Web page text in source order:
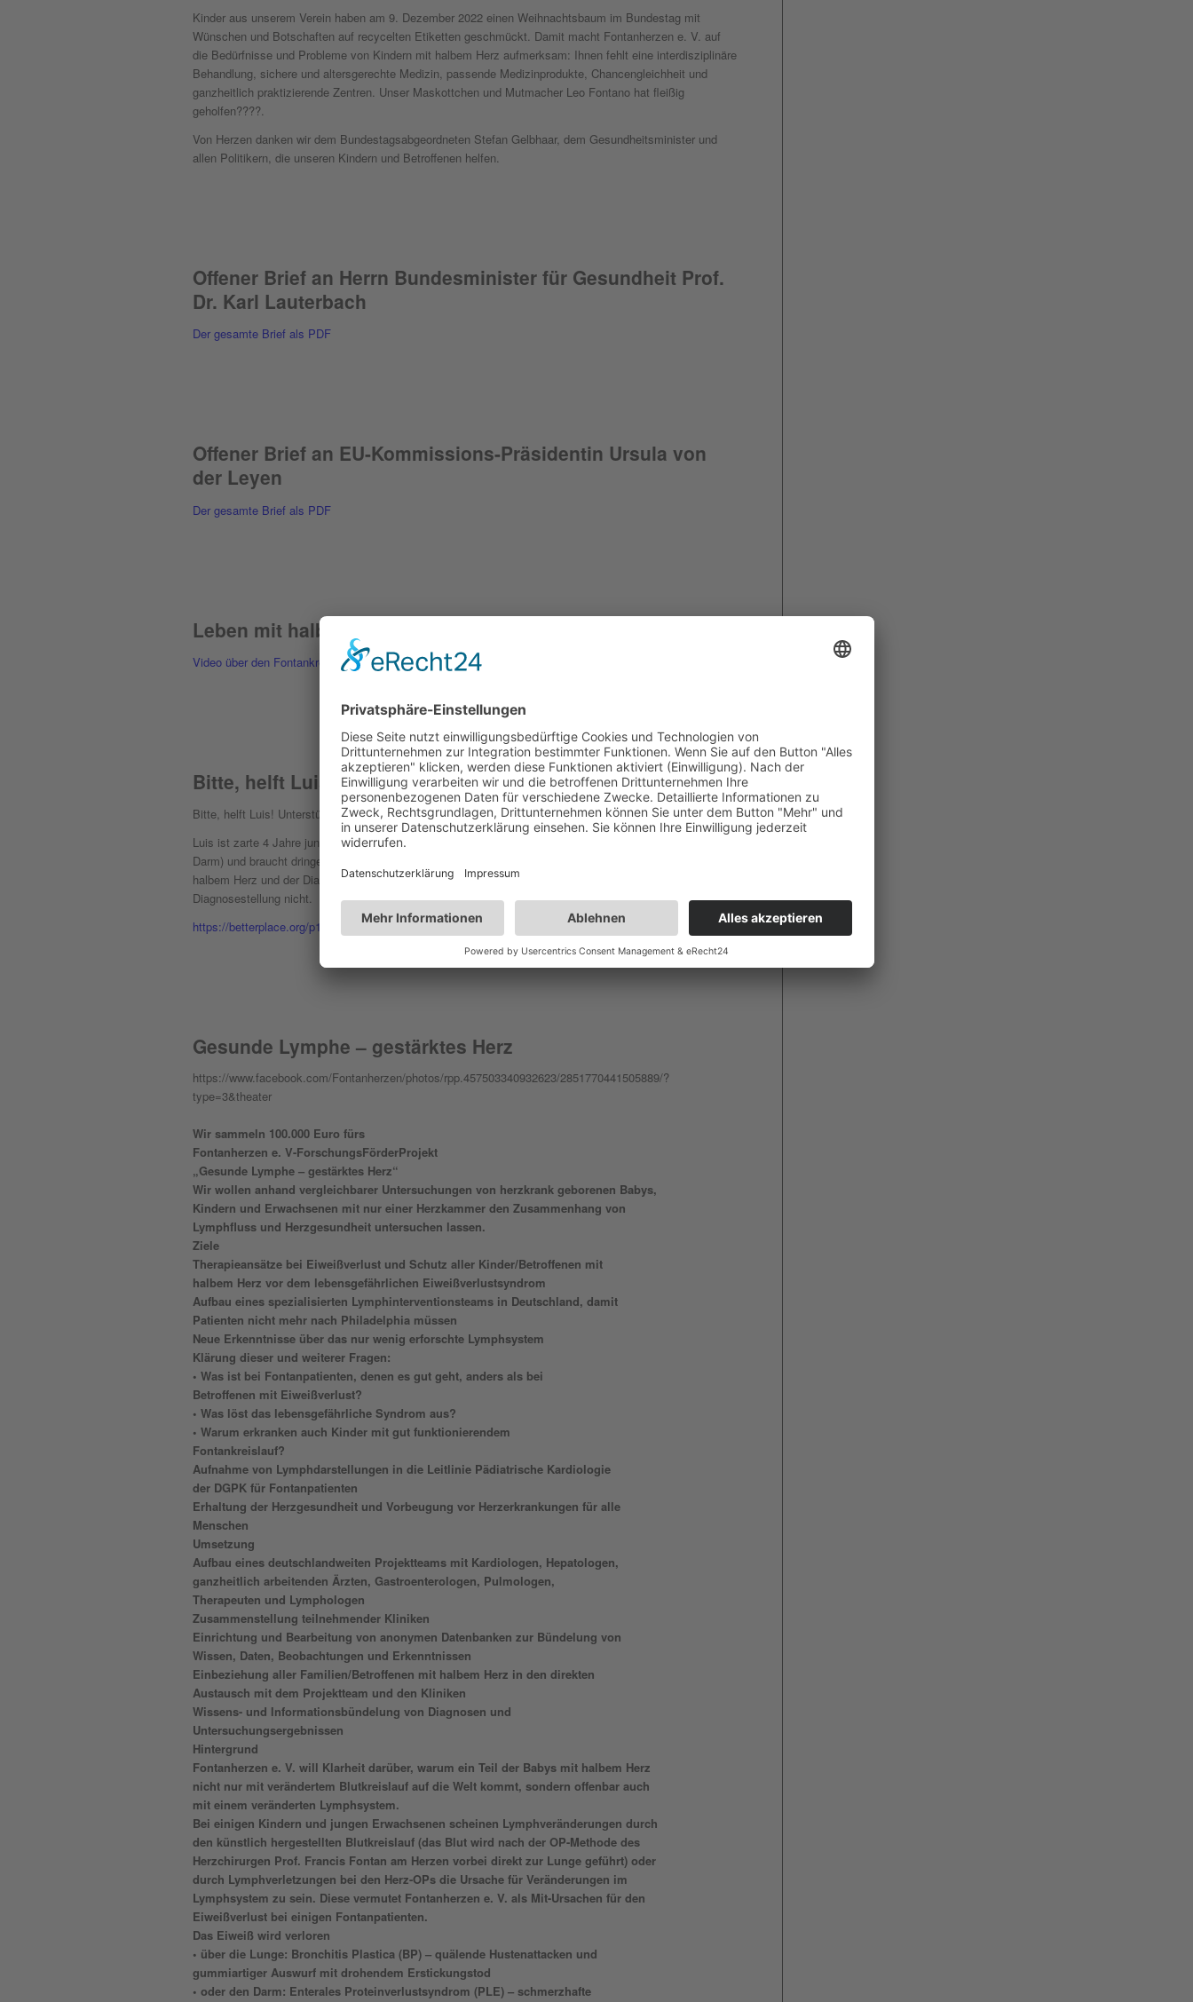
Kinder aus unserem Verein haben am 9. Dezember 2022 einen Weihnachtsbaum im Bundestag mit
Wünschen und Botschaften auf recycelten Etiketten geschmückt. Damit macht Fontanherzen e. V. auf
die Bedürfnisse und Probleme von Kindern mit halbem Herz aufmerksam: Ihnen fehlt eine interdisziplinäre
Behandlung, sichere und altersgerechte Medizin, passende Medizinprodukte, Chancengleichheit und
ganzheitlich praktizierende Zentren. Unser Maskottchen und Mutmacher Leo Fontano hat fleißig
geholfen????.
Von Herzen danken wir dem Bundestagsabgeordneten Stefan Gelbhaar, dem Gesundheitsminister und
allen Politikern, die unseren Kindern und Betroffenen helfen.
Offener Brief an Herrn Bundesminister für Gesundheit Prof.
Dr. Karl Lauterbach
Der gesamte Brief als PDF
Offener Brief an EU-Kommissions-Präsidentin Ursula von
der Leyen
Der gesamte Brief als PDF
Leben mit halbem Herz – geht das? (kindgerechtes Video)
Video über den Fontankreislauf
Bitte, helft Luis!
Bitte, helft Luis! Unterstützung für seine PLE-Behandlung in den USA.
Luis ist zarte 4 Jahre jung. Er hat PLE (Protein Losing Enteropathie; quälender Eiweißverlust über den
Darm) und braucht dringend eine lebenserhaltende Behandlung in den USA! Luis und weiteren Kindern mit
halbem Herz und der Diagnose PLE läuft die Zeit davon, viele überleben die ersten fünf Jahre nach
Diagnosestellung nicht.
https://betterplace.org/p115292
Gesunde Lymphe – gestärktes Herz
https://www.facebook.com/Fontanherzen/photos/rpp.457503340932623/2851770441505889/?
type=3&theater
Wir sammeln 100.000 Euro fürs
Fontanherzen e. V-ForschungsFörderProjekt
„Gesunde Lymphe – gestärktes Herz“
Wir wollen anhand vergleichbarer Untersuchungen von herzkrank geborenen Babys,
Kindern und Erwachsenen mit nur einer Herzkammer den Zusammenhang von
Lymphfluss und Herzgesundheit untersuchen lassen.
Ziele
Therapieansätze bei Eiweißverlust und Schutz aller Kinder/Betroffenen mit
halbem Herz vor dem lebensgefährlichen Eiweißverlustsyndrom
Aufbau eines spezialisierten Lymphinterventionsteams in Deutschland, damit
Patienten nicht mehr nach Philadelphia müssen
Neue Erkenntnisse über das nur wenig erforschte Lymphsystem
Klärung dieser und weiterer Fragen:
• Was ist bei Fontanpatienten, denen es gut geht, anders als bei
Betroffenen mit Eiweißverlust?
• Was löst das lebensgefährliche Syndrom aus?
• Warum erkranken auch Kinder mit gut funktionierendem
Fontankreislauf?
Aufnahme von Lymphdarstellungen in die Leitlinie Pädiatrische Kardiologie
der DGPK für Fontanpatienten
Erhaltung der Herzgesundheit und Vorbeugung vor Herzerkrankungen für alle
Menschen
Umsetzung
Aufbau eines deutschlandweiten Projektteams mit Kardiologen, Hepatologen,
ganzheitlich arbeitenden Ärzten, Gastroenterologen, Pulmologen,
Therapeuten und Lymphologen
Zusammenstellung teilnehmender Kliniken
Einrichtung und Bearbeitung von anonymen Datenbanken zur Bündelung von
Wissen, Daten, Beobachtungen und Erkenntnissen
Einbeziehung aller Familien/Betroffenen mit halbem Herz in den direkten
Austausch mit dem Projektteam und den Kliniken
Wissens- und Informationsbündelung von Diagnosen und
Untersuchungsergebnissen
Hintergrund
Fontanherzen e. V. will Klarheit darüber, warum ein Teil der Babys mit halbem Herz
nicht nur mit verändertem Blutkreislauf auf die Welt kommt, sondern offenbar auch
mit einem veränderten Lymphsystem.
Bei einigen Kindern und jungen Erwachsenen scheinen Lymphveränderungen durch
den künstlich hergestellten Blutkreislauf (das Blut wird nach der OP-Methode des
Herzchirurgen Prof. Francis Fontan am Herzen vorbei direkt zur Lunge geführt) oder
durch Lymphverletzungen bei den Herz-OPs die Ursache für Veränderungen im
Lymphsystem zu sein. Diese vermutet Fontanherzen e. V. als Mit-Ursachen für den
Eiweißverlust bei einigen Fontanpatienten.
Das Eiweiß wird verloren
• über die Lunge: Bronchitis Plastica (BP) – quälende Hustenattacken und
gummiartiger Auswurf mit drohendem Erstickungstod
• oder den Darm: Enterales Proteinverlustsyndrom (PLE) – schmerzhafte